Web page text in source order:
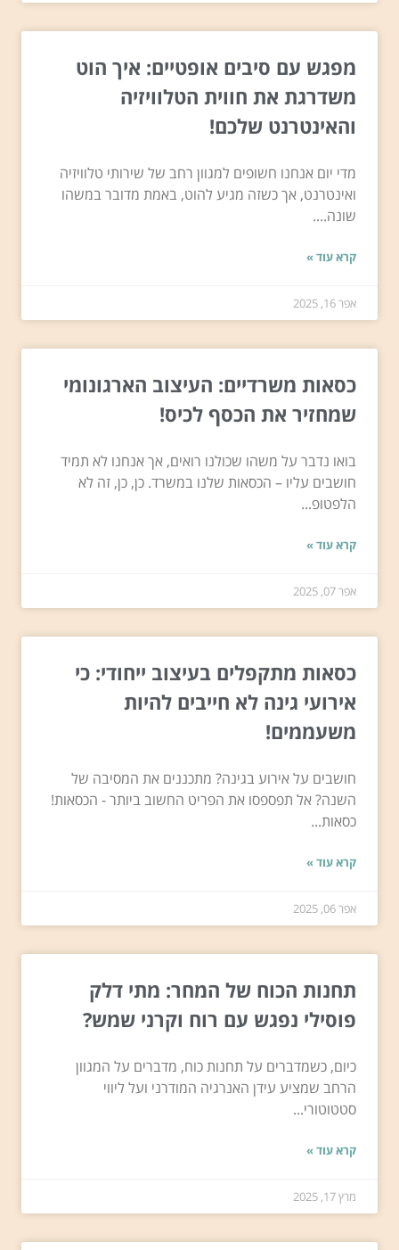
מפגש עם סיבים אופטיים: איך הוט
משדרגת את חווית הטלוויזיה
והאינטרנט שלכם!
מדי יום אנחנו חשופים למגוון רחב של שירותי טלוויזיה
ואינטרנט, אך כשזה מגיע להוט, באמת מדובר במשהו
שונה....
קרא עוד »
אפר 16, 2025
כסאות משרדיים: העיצוב הארגונומי
שמחזיר את הכסף לכיס!
בואו נדבר על משהו שכולנו רואים, אך אנחנו לא תמיד
חושבים עליו – הכסאות שלנו במשרד. כן, כן, זה לא
הלפטופ...
קרא עוד »
אפר 07, 2025
כסאות מתקפלים בעיצוב ייחודי: כי
אירועי גינה לא חייבים להיות
משעממים!
חושבים על אירוע בגינה? מתכננים את המסיבה של
השנה? אל תפספסו את הפריט החשוב ביותר - הכסאות!
כסאות...
קרא עוד »
אפר 06, 2025
תחנות הכוח של המחר: מתי דלק
פוסילי נפגש עם רוח וקרני שמש?
כיום, כשמדברים על תחנות כוח, מדברים על המגוון
הרחב שמציע עידן האנרגיה המודרני ועל ליווי
סטטוטורי...
קרא עוד »
מרץ 17, 2025